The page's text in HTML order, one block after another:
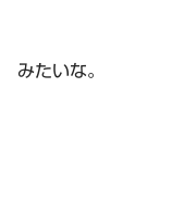
みたいな。